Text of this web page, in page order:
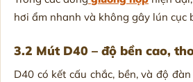
hơi ẩm nhanh và không gây lún
3.2 Mút D40 – độ bền cao,
D40 có kết cấu chắc, bền, và độ